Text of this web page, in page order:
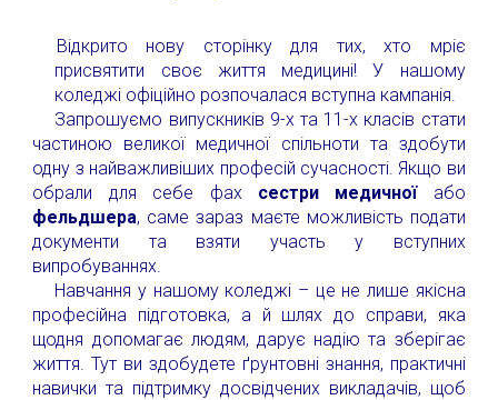
Відкрито нову сторінку для тих, хто мріє
присвятити своє життя медицині! У нашому
коледжі офіційно розпочалася вступна кампанія.
Запрошуємо випускників 9-х та 11-х класів стати
частиною великої медичної спільноти та здобути
одну з найважливіших професій сучасності. Якщо ви
обрали для себе фах сестри медичноїабо
фельдшера, саме зараз маєте можливість подати
документи та взяти участь у вступних
випробуваннях.
Навчання у нашому коледжі – це не лише якісна
професійна підготовка, а й шлях до справи, яка
щодня допомагає людям, дарує надію та зберігає
життя. Тут ви здобудете ґрунтовні знання, практичні
навички та підтримку досвідчених викладачів, щоб